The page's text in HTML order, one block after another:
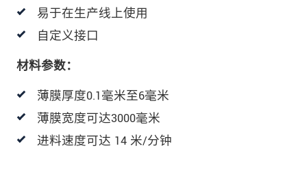
易于在生产线上使用
自定义接口
材料参数：
薄膜厚度0.1毫米至6毫米
薄膜宽度可达3000毫米
进料速度可达 14 米/分钟
发送信息